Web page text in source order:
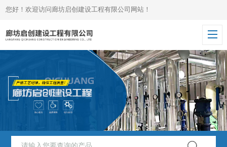
您好！欢迎访问廊坊启创建设工程有限公司网站！